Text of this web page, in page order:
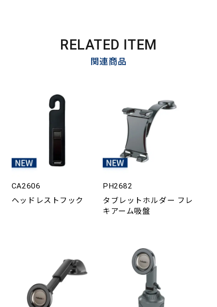
RELATED ITEM
関連商品
CA2606
ヘッドレストフック
PH2682
タブレットホルダー フレ
キアーム吸盤